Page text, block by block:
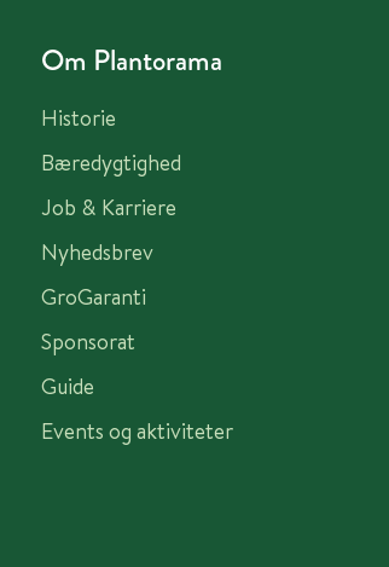
Om Plantorama
Historie
Bæredygtighed
Job & Karriere
Nyhedsbrev
GroGaranti
Sponsorat
Guide
Events og aktiviteter